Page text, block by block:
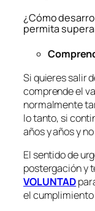
¿Cómo
permita
Si quieres salir
comprende el
normalmente
lo tanto, si
años y años y
El sentido de
postergación y
VOLUNTAD
el cumplimiento